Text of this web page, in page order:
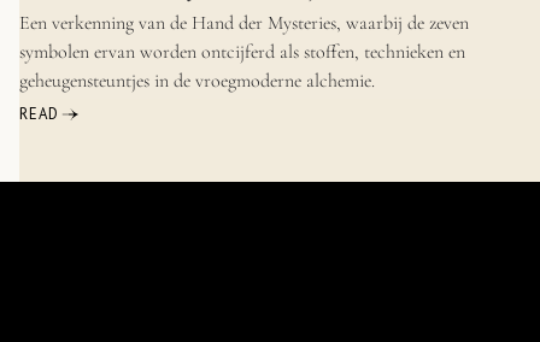
Een verkenning van de Hand der Mysteries, waarbij de zeven
symbolen ervan worden ontcijferd als stoffen, technieken en
geheugensteuntjes in de vroegmoderne alchemie.
READ